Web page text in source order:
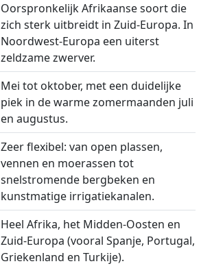
Oorspronkelijk Afrikaanse soort die
zich sterk uitbreidt in Zuid-Europa. In
Noordwest-Europa een uiterst
zeldzame zwerver.
Mei tot oktober, met een duidelijke
piek in de warme zomermaanden juli
en augustus.
Zeer flexibel: van open plassen,
vennen en moerassen tot
snelstromende bergbeken en
kunstmatige irrigatiekanalen.
Heel Afrika, het Midden-Oosten en
Zuid-Europa (vooral Spanje, Portugal,
Griekenland en Turkije).